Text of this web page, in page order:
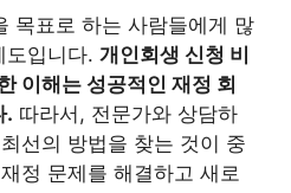
목표로 하는 사람들에게 많
도입니다. 개인회생 신청 비
이해는 성공적인 재정 회
. 따라서, 전문가와 상담하
선의 방법을 찾는 것이 중
정 문제를 해결하고 새로